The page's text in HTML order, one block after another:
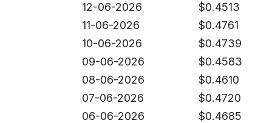
12-06-2026
$0.4513
11-06-2026
$0.4761
10-06-2026
$0.4739
09-06-2026
$0.4583
08-06-2026
$0.4610
07-06-2026
$0.4720
06-06-2026
$0.4685